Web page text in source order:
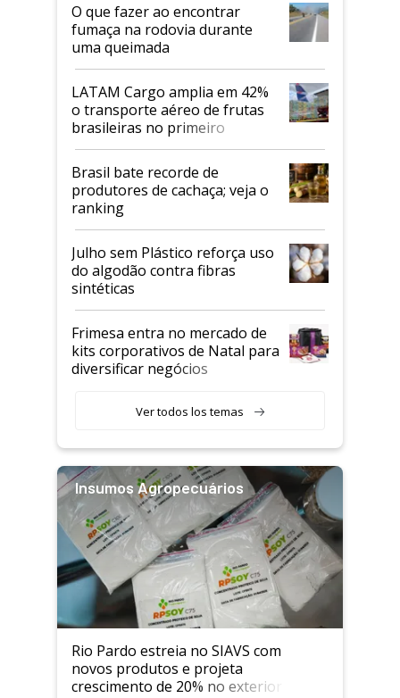
O que fazer ao encontrar
fumaça na rodovia durante
uma queimada
LATAM Cargo amplia em 42%
o transporte aéreo de frutas
brasileiras no primeiro
semestre
Brasil bate recorde de
produtores de cachaça; veja o
ranking
Julho sem Plástico reforça uso
do algodão contra fibras
sintéticas
Frimesa entra no mercado de
kits corporativos de Natal para
diversificar negócios
Ver todos los temas
Insumos Agropecuários
Rio Pardo estreia no SIAVS com
novos produtos e projeta
crescimento de 20% no exterior